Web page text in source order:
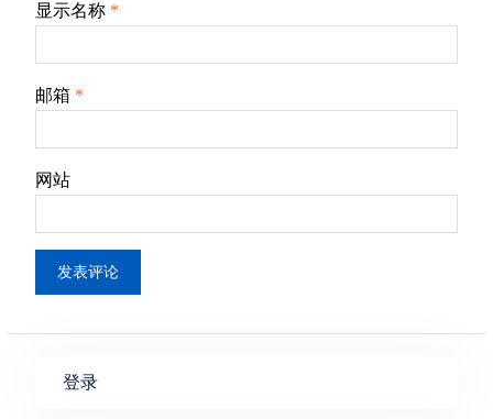
显示名称 *
邮箱 *
网站
登录